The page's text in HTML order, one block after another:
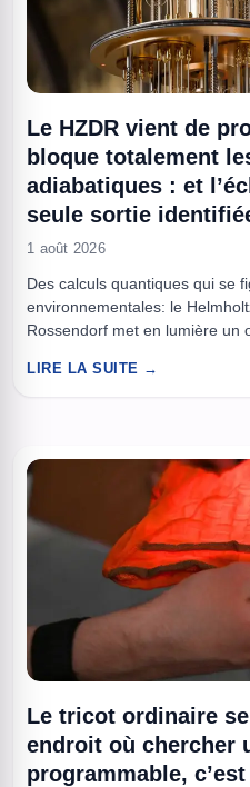
Le HZDR vient de
bloque totalement
adiabatiques : et
seule sortie
1 août 2026
Des calculs quantiques qui se
environnementales: le
Rossendorf met en lumière un
parade. La solution technique
LIRE LA SUITE →
Le tricot ordinaire
endroit où chercher
programmable,